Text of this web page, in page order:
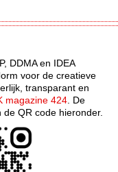
DDMA en IDEA
voor de creatieve
transparant en
magazine 424 . De
QR code hieronder.